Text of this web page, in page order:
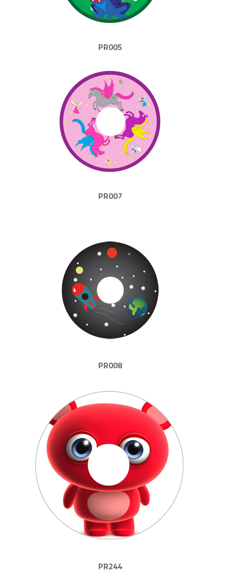
PR005
PR007
PR008
PR244